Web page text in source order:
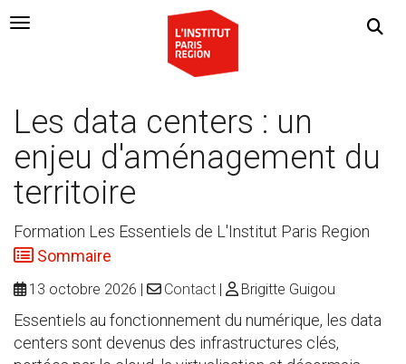
Navigation Toggle
Les data centers : un
enjeu d'aménagement du
territoire
Formation Les Essentiels de L'Institut Paris Region
Sommaire
13 octobre 2026 Contact Brigitte Guigou
Essentiels au fonctionnement du numérique, les data
centers sont devenus des infrastructures clés,